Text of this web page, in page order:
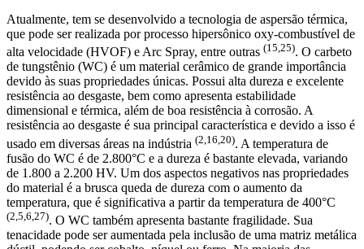
Atualmente, tem se desenvolvido a tecnologia de aspersão térmica,
que pode ser realizada por processo hipersônico oxy-combustível de
alta velocidade (HVOF) e Arc Spray, entre outras (15,25). O carbeto
de tungstênio (WC) é um material cerâmico de grande importância
devido às suas propriedades únicas. Possui alta dureza e excelente
resistência ao desgaste, bem como apresenta estabilidade
dimensional e térmica, além de boa resistência à corrosão. A
resistência ao desgaste é sua principal característica e devido a isso é
usado em diversas áreas na indústria (2,16,20). A temperatura de
fusão do WC é de 2.800°C e a dureza é bastante elevada, variando
de 1.800 a 2.200 HV. Um dos aspectos negativos nas propriedades
do material é a brusca queda de dureza com o aumento da
temperatura, que é significativa a partir da temperatura de 400°C
(2,5,6,27). O WC também apresenta bastante fragilidade. Sua
tenacidade pode ser aumentada pela inclusão de uma matriz metálica